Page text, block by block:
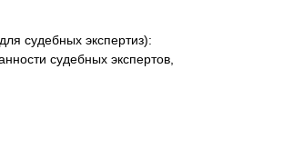
судебных экспертиз):
судебных экспертов,